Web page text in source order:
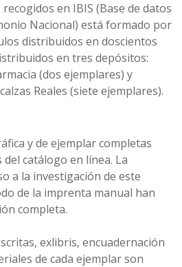
en IBIS (Base de datos
Nacional) está formado por
distribuidos en doscientos
en tres depósitos:
(dos ejemplares) y
Reales (siete ejemplares).
y de ejemplar completas
catálogo en línea. La
a la investigación de este
de la imprenta manual han
completa.
exlibris, encuadernación
de cada ejemplar son